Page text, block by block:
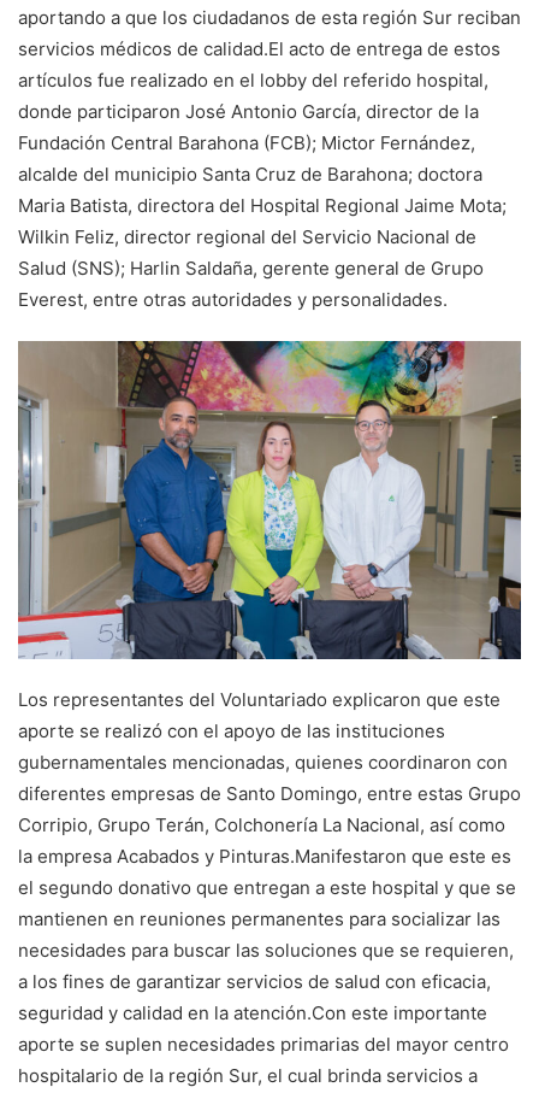
aportando a que los ciudadanos de esta región Sur reciban
servicios médicos de calidad.El acto de entrega de estos
artículos fue realizado en el lobby del referido hospital,
donde participaron José Antonio García, director de la
Fundación Central Barahona (FCB); Mictor Fernández,
alcalde del municipio Santa Cruz de Barahona; doctora
Maria Batista, directora del Hospital Regional Jaime Mota;
Wilkin Feliz, director regional del Servicio Nacional de
Salud (SNS); Harlin Saldaña, gerente general de Grupo
Everest, entre otras autoridades y personalidades.
Los representantes del Voluntariado explicaron que este
aporte se realizó con el apoyo de las instituciones
gubernamentales mencionadas, quienes coordinaron con
diferentes empresas de Santo Domingo, entre estas Grupo
Corripio, Grupo Terán, Colchonería La Nacional, así como
la empresa Acabados y Pinturas.Manifestaron que este es
el segundo donativo que entregan a este hospital y que se
mantienen en reuniones permanentes para socializar las
necesidades para buscar las soluciones que se requieren,
a los fines de garantizar servicios de salud con eficacia,
seguridad y calidad en la atención.Con este importante
aporte se suplen necesidades primarias del mayor centro
hospitalario de la región Sur, el cual brinda servicios a